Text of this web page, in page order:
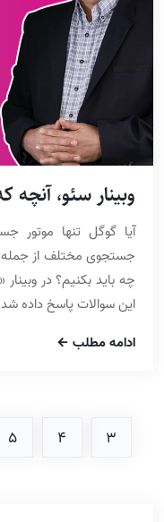
وبینار سئو،
آیا گوگل تنها موتور
جستجوی مختلف از جمله
چه باید بکنیم؟ در
این سوالات پاسخ داده
ادامه مطلب
3
4
5